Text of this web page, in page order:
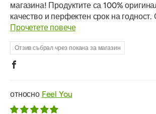
магазина! Продуктите са 100%
качество и перфектен срок на годност.
Прочетете повече
Отзив събрал чрез покана за магазин
Feel You